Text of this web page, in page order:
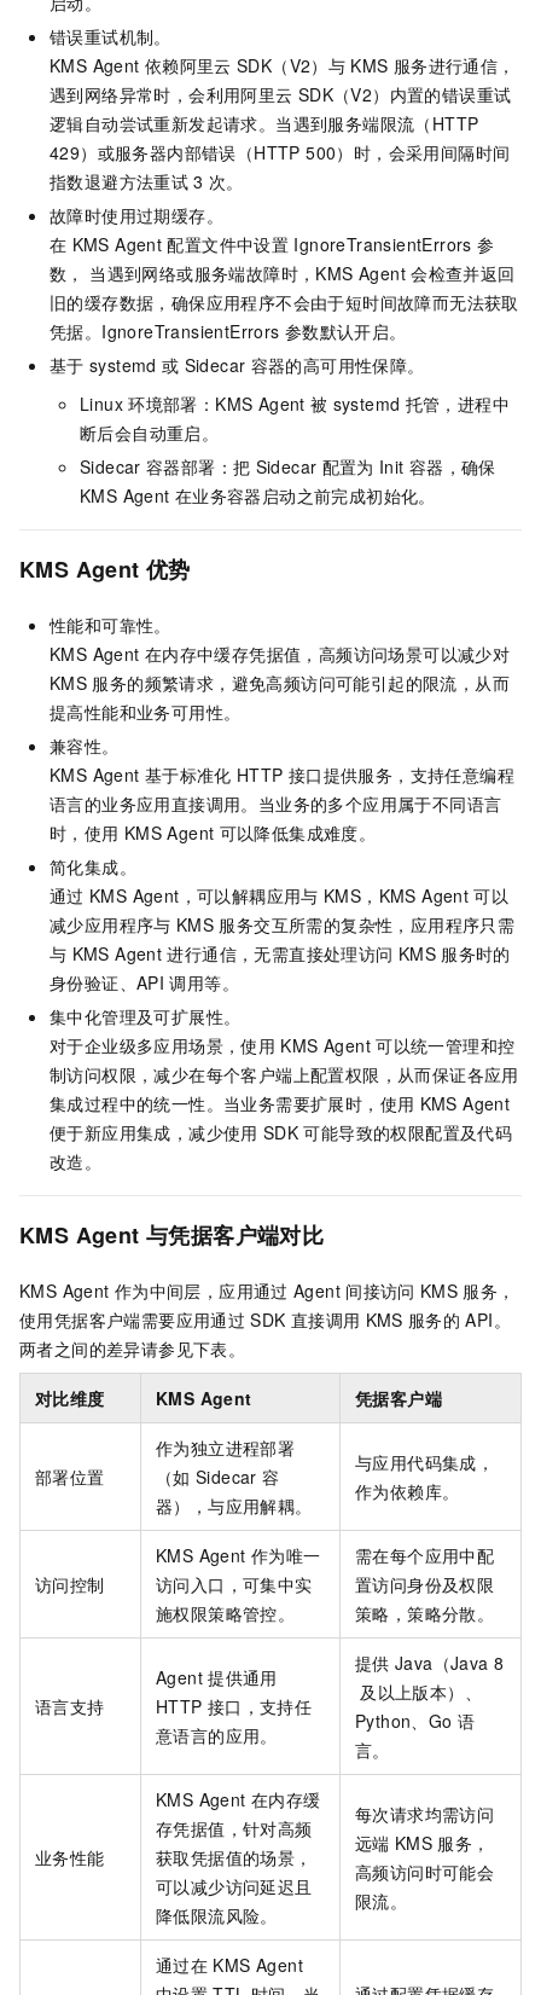
错误重试机制。
KMS Agent 依赖阿里云 SDK（V2）与 KMS 服务进行通信，
遇到网络异常时，会利用阿里云 SDK（V2）内置的错误重试
逻辑自动尝试重新发起请求。当遇到服务端限流（HTTP
429）或服务器内部错误（HTTP 500）时，会采用间隔时间
指数退避方法重试 3 次。
故障时使用过期缓存。
在 KMS Agent 配置文件中设置 IgnoreTransientErrors 参
数， 当遇到网络或服务端故障时，KMS Agent 会检查并返回
旧的缓存数据，确保应用程序不会由于短时间故障而无法获取
凭据。IgnoreTransientErrors 参数默认开启。
基于 systemd 或 Sidecar 容器的高可用性保障。
Linux 环境部署：KMS Agent 被 systemd 托管，进程中
断后会自动重启。
Sidecar 容器部署：把 Sidecar 配置为 Init 容器，确保
KMS Agent 在业务容器启动之前完成初始化。
KMS Agent 优势
性能和可靠性。
KMS Agent 在内存中缓存凭据值，高频访问场景可以减少对
KMS 服务的频繁请求，避免高频访问可能引起的限流，从而
提高性能和业务可用性。
兼容性。
KMS Agent 基于标准化 HTTP 接口提供服务，支持任意编程
语言的业务应用直接调用。当业务的多个应用属于不同语言
时，使用 KMS Agent 可以降低集成难度。
简化集成。
通过 KMS Agent，可以解耦应用与 KMS，KMS Agent 可以
减少应用程序与 KMS 服务交互所需的复杂性，应用程序只需
与 KMS Agent 进行通信，无需直接处理访问 KMS 服务时的
身份验证、API 调用等。
集中化管理及可扩展性。
对于企业级多应用场景，使用 KMS Agent 可以统一管理和控
制访问权限，减少在每个客户端上配置权限，从而保证各应用
集成过程中的统一性。当业务需要扩展时，使用 KMS Agent
便于新应用集成，减少使用 SDK 可能导致的权限配置及代码
改造。
KMS Agent 与凭据客户端对比
KMS Agent 作为中间层，应用通过 Agent 间接访问 KMS 服务，
使用凭据客户端需要应用通过 SDK 直接调用 KMS 服务的 API。
两者之间的差异请参见下表。
对比维度 KMS Agent 凭据客户端
部署位置
作为独立进程部署
（如 Sidecar 容
器），与应用解耦。
与应用代码集成，
作为依赖库。
访问控制
KMS Agent 作为唯一
访问入口，可集中实
施权限策略管控。
需在每个应用中配
置访问身份及权限
策略，策略分散。
语言支持
Agent 提供通用
HTTP 接口，支持任
意语言的应用。
提供 Java（Java 8
及以上版本）、
Python、Go 语
言。
业务性能
KMS Agent 在内存缓
存凭据值，针对高频
获取凭据值的场景，
可以减少访问延迟且
降低限流风险。
每次请求均需访问
远端 KMS 服务，
高频访问时可能会
限流。
通过在 KMS Agent